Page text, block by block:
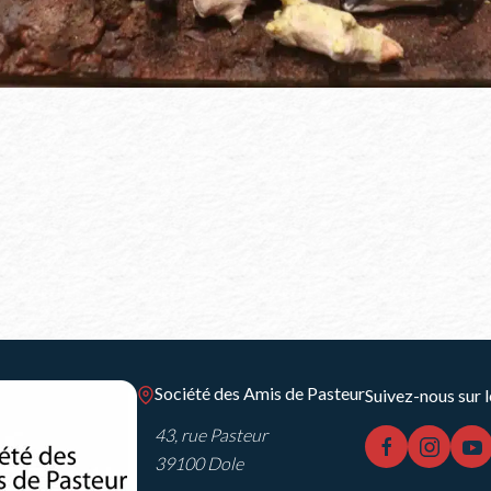
Société des Amis de Pasteur
43, rue Pasteur
39100 Dole
Suivez-nous sur
facebook